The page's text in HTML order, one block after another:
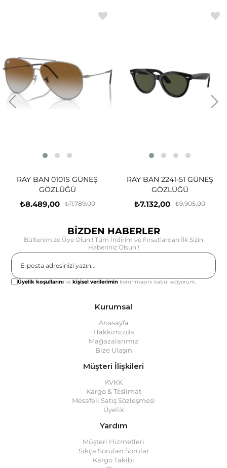
RAY BAN 0101S GÜNEŞ
GÖZLÜĞÜ
₺8.489,00 ₺11.789,00
RAY BAN 2241-51 GÜNEŞ
GÖZLÜĞÜ
₺7.132,00 ₺9.905,00
BİZDEN HABERLER
Bültenimize Üye Olun ! Tüm İndirim ve Fırsatlardan İlk Sizin
Haberiniz Olsun !
Üyelik koşullarını vekişisel verilerimin korunmasını kabul ediyorum.
Kurumsal
Anasayfa
Hakkımızda
Mağazalarımız
Bize Ulaşın
Müşteri İlişkileri
KVKK
Kargo & Teslimat
Mesafeli Satış Sözleşmesi
Üyelik
Yardım
Müşteri Hizmetleri
Sıkça Sorulan Sorular
Kargo Takibi